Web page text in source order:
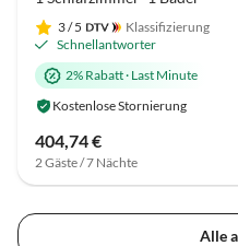
3/ 5
Klassifizierung
Schnellantworter
2% Rabatt· Last Minute
Kostenlose Stornierung
404,74 €
2 Gäste / 7 Nächte
Alle